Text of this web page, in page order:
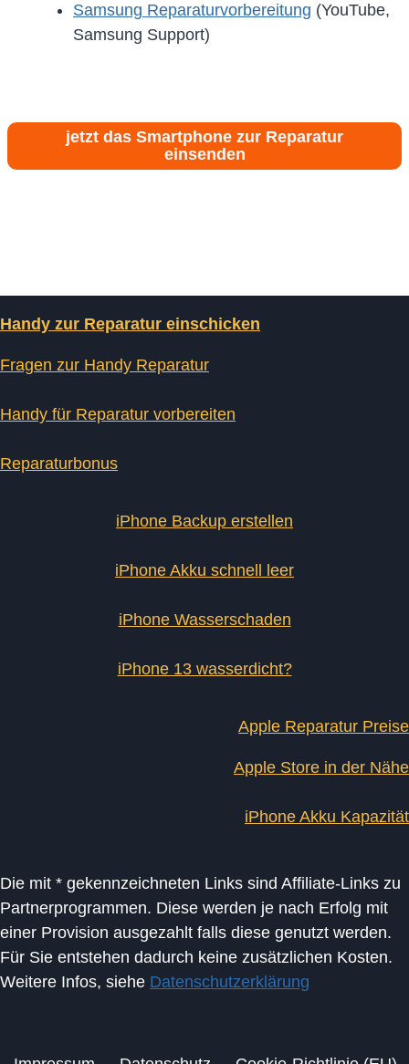
Samsung Reparaturvorbereitung (YouTube,
Samsung Support)
jetzt das Smartphone zur Reparatur
einsenden
Handy zur Reparatur einschicken
Fragen zur Handy Reparatur
Handy für Reparatur vorbereiten
Reparaturbonus
iPhone Backup erstellen
iPhone Akku schnell leer
iPhone Wasserschaden
iPhone 13 wasserdicht?
Apple Reparatur Preise
Apple Store in der Nähe
iPhone Akku Kapazität
Die mit * gekennzeichneten Links sind Affiliate-Links zu
Partnerprogrammen. Diese werden je nach Erfolg mit
einer Provision ausgezahlt falls diese genutzt werden.
Für Sie entstehen dadurch keine zusätzlichen Kosten.
Weitere Infos, siehe Datenschutzerklärung